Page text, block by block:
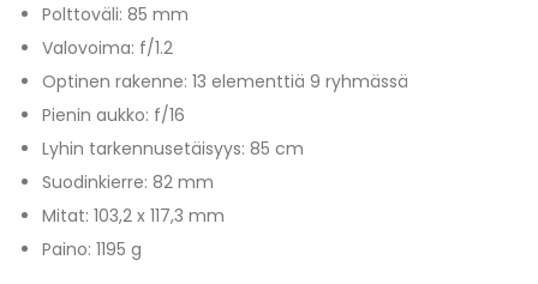
Polttoväli: 85 mm
Valovoima: f/1.2
Optinen rakenne: 13 elementtiä 9 ryhmässä
Pienin aukko: f/16
Lyhin tarkennusetäisyys: 85 cm
Suodinkierre: 82 mm
Mitat: 103,2 x 117,3 mm
Paino: 1195 g